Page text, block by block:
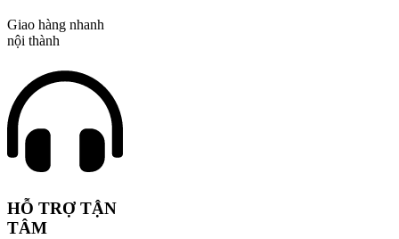
Giao hàng nhanh
nội thành
HỖ TRỢ TẬN
TÂM